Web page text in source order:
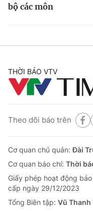
bộ các môn
THỜI BÁO VTV
Theo dõi báo trên
Cơ quan chủ quản:Đài
Cơ quan báo chí: Thời
Giấy phép hoạt động
cấp ngày 29/12/2023
Tổng Biên tập: Vũ Thanh